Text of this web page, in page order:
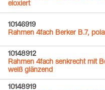
eloxiert
10146919
Rahmen 4fach Berker B.7,
10148912
Rahmen 4fach senkrecht mit
weiß glänzend
10148919